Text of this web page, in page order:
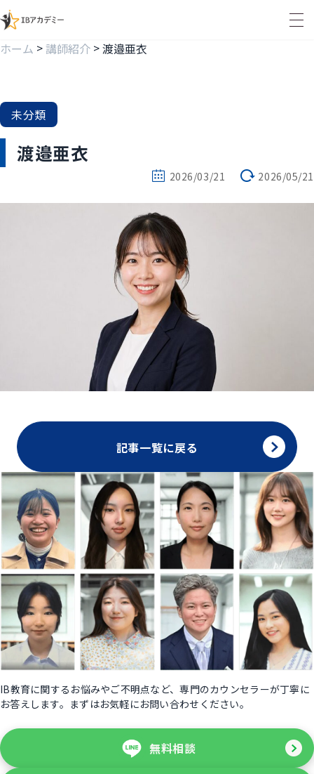
ホーム > 講師紹介 >渡邉亜衣
未分類
渡邉亜衣
2026/03/21 2026/05/21
記事一覧に戻る
IB教育に関するお悩みやご不明点など、専門のカウンセラーが丁寧に
お答えします。まずはお気軽にお問い合わせください。
無料相談